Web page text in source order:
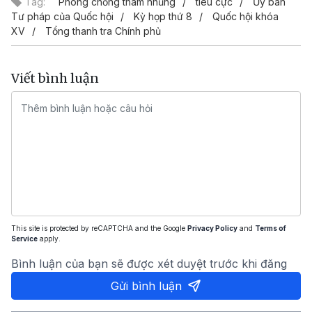
Tư pháp của Quốc hội
Kỳ họp thứ 8
Quốc hội khóa
XV
Tổng thanh tra Chính phủ
Viết bình luận
This site is protected by reCAPTCHA and the Google Privacy Policy and Terms of
Service apply.
Bình luận của bạn sẽ được xét duyệt trước khi đăng
Gửi bình luận